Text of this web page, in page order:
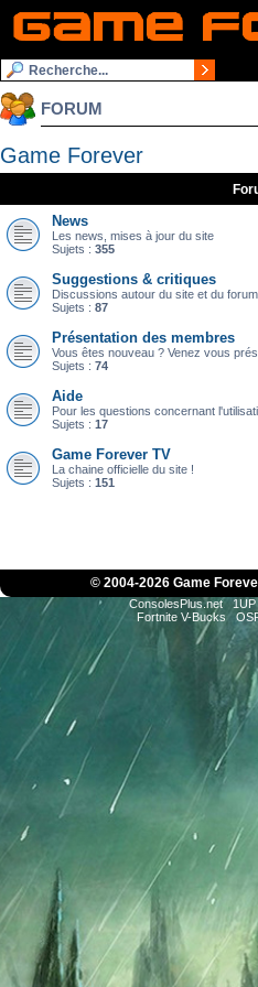
FORUM
Game Forever
News
Les news, mises à jour du site
Sujets : 355
Suggestions & critiques
Discussions autour du site et du forum
Sujets : 87
Présentation des membres
Vous êtes nouveau ? Venez vous
Sujets : 74
Aide
Pour les questions concernant
Sujets : 17
Game Forever TV
La chaine officielle du site !
Sujets : 151
© 2004-2026 Game
ConsolesPlus.net 1UP
Fortnite V-Bucks